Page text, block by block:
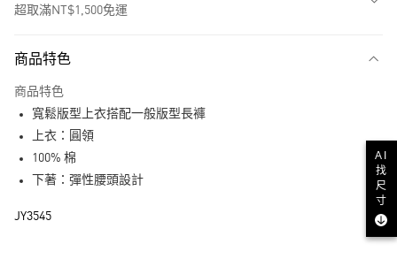
超取滿NT$1,500免運
LINE Pay
運送方式
商品特色
商品特色
寬鬆版型上衣搭配一般版型長褲
上衣：圓領
100% 棉
下著：彈性腰頭設計
JY3545
AI
找
尺
寸